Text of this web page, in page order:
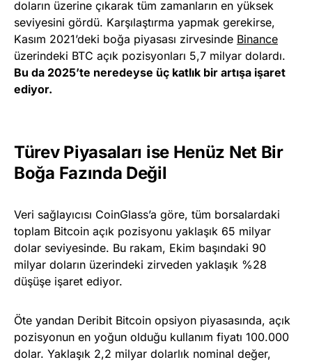
doların üzerine çıkarak tüm zamanların en yüksek
seviyesini gördü. Karşılaştırma yapmak gerekirse,
Kasım 2021’deki boğa piyasası zirvesinde Binance
üzerindeki BTC açık pozisyonları 5,7 milyar dolardı.
Bu da 2025’te neredeyse üç katlık bir artışa işaret
ediyor.
Türev Piyasaları ise Henüz Net Bir
Boğa Fazında Değil
Veri sağlayıcısı CoinGlass’a göre, tüm borsalardaki
toplam Bitcoin açık pozisyonu yaklaşık 65 milyar
dolar seviyesinde. Bu rakam, Ekim başındaki 90
milyar doların üzerindeki zirveden yaklaşık %28
düşüşe işaret ediyor.
Öte yandan Deribit Bitcoin opsiyon piyasasında, açık
pozisyonun en yoğun olduğu kullanım fiyatı 100.000
dolar. Yaklaşık 2,2 milyar dolarlık nominal değer,